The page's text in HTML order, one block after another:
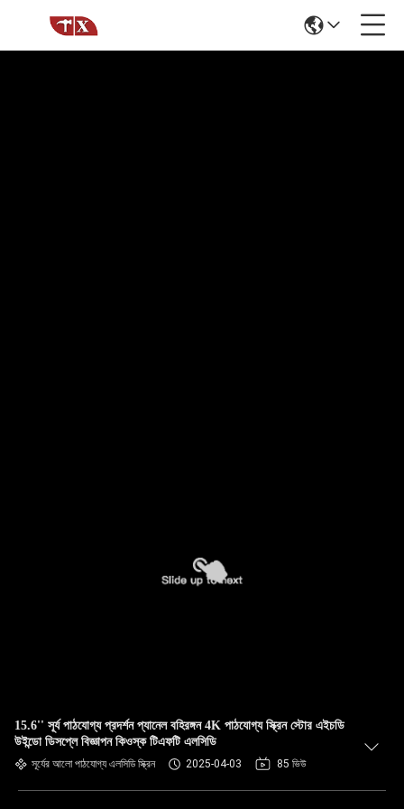
15.6'' সূর্য পাঠযোগ্য প্রদর্শন প্যানেল বহিরঙ্গন 4K পাঠযোগ্য স্ক্রিন স্টোর এইচডি
উইন্ডো ডিসপ্লে বিজ্ঞাপন কিওস্ক টিএফটি এলসিডি
সূর্যের আলো পাঠযোগ্য এলসিডি স্ক্রিন 2025-04-03 85 ভিউ